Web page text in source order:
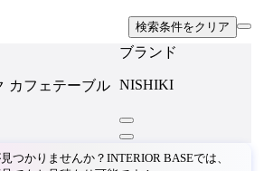
検索条件をクリア
カフェテーブル
ブランド
NISHIKI
つかりませんか？INTERIOR BASEでは、